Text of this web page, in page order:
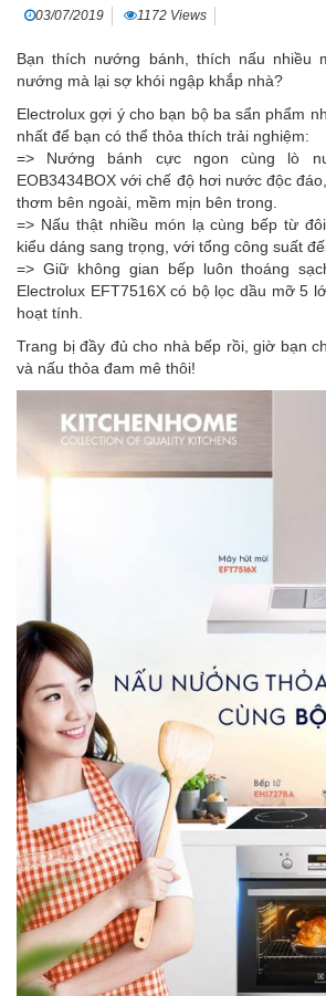
03/07/2019 1172 Views
Bạn thích nướng bánh, thích nấu nhiều
nướng mà lại sợ khói ngập khắp nhà?
Electrolux gợi ý cho bạn bộ ba sẩn phẩm
nhất để bạn có thể thỏa thích trải nghiệm:
=> Nướng bánh cực ngon cùng lò
EOB3434BOX với chế độ hơi nước độc
thơm bên ngoài, mềm mịn bên trong.
=> Nấu thật nhiều món lạ cùng bếp từ đôi
kiểu dáng sang trọng, với tổng công suất
=> Giữ không gian bếp luôn thoáng
Electrolux EFT7516Xcó bộ lọc dầu mỡ 5
hoạt tính.
Trang bị đầy đủ cho nhà bếp rồi, giờ bạn
và nấu thỏa đam mê thôi!